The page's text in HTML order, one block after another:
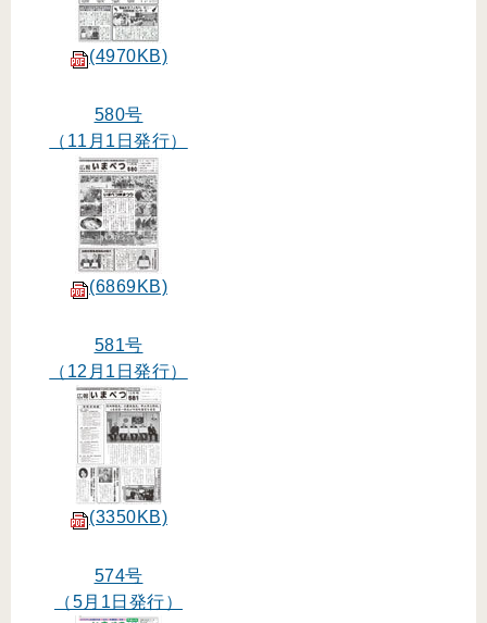
(4970KB)
580号
（11月1日発行）
(6869KB)
581号
（12月1日発行）
(3350KB)
574号
（5月1日発行）